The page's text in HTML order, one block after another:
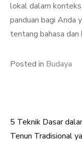
lokal dalam konteks
panduan bagi Anda
tentang bahasa dan
Posted in Budaya
Post
5 Teknik Dasar
Tenun Tradisional